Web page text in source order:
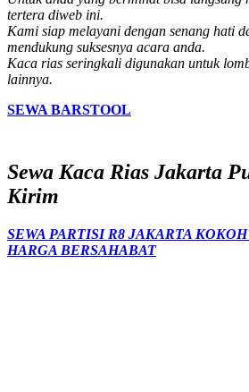
tertera diweb ini.
Kami siap melayani dengan senang hati
mendukung suksesnya acara anda.
Kaca rias seringkali digunakan untuk
lainnya.
SEWA BARSTOOL
Sewa Kaca Rias Jakarta
Kirim
SEWA PARTISI R8 JAKARTA
HARGA BERSAHABAT